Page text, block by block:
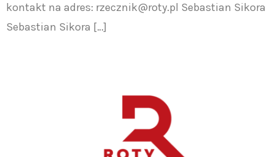
kontakt na adres: rzecznik@roty.pl Sebastian Sikora
Sebastian Sikora […]